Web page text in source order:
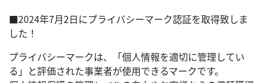
■2024年7月2日にプライバシーマーク認証を取得致しま
した！
プライバシーマークは、「個人情報を適切に管理してい
る」と評価された事業者が使用できるマークです。